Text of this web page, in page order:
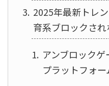
2025年最新トレ
育系ブロックさ
アンブロック
プラットフォ